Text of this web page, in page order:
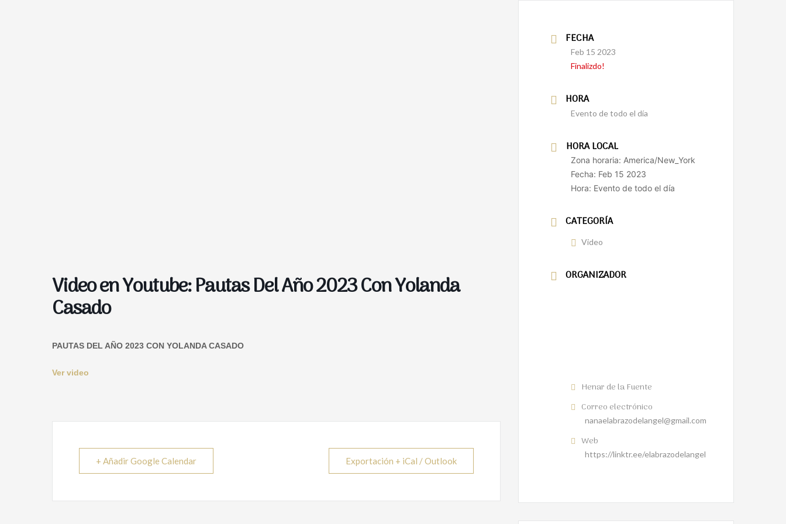
Video en Youtube: Pautas Del Año 2023 Con Yolanda
Casado
PAUTAS DEL AÑO 2023 CON YOLANDA CASADO
Ver video
+ Añadir Google Calendar Exportación + iCal / Outlook
FECHA
Feb 15 2023
Finalizdo!
HORA
Evento de todo el día
HORA LOCAL
Zona horaria: America/New_York
Fecha: Feb 15 2023
Hora: Evento de todo el día
CATEGORÍA
Video
ORGANIZADOR
Henar de la Fuente
Correo electrónico
nanaelabrazodelangel@gmail.com
Web
https://linktr.ee/elabrazodelangel